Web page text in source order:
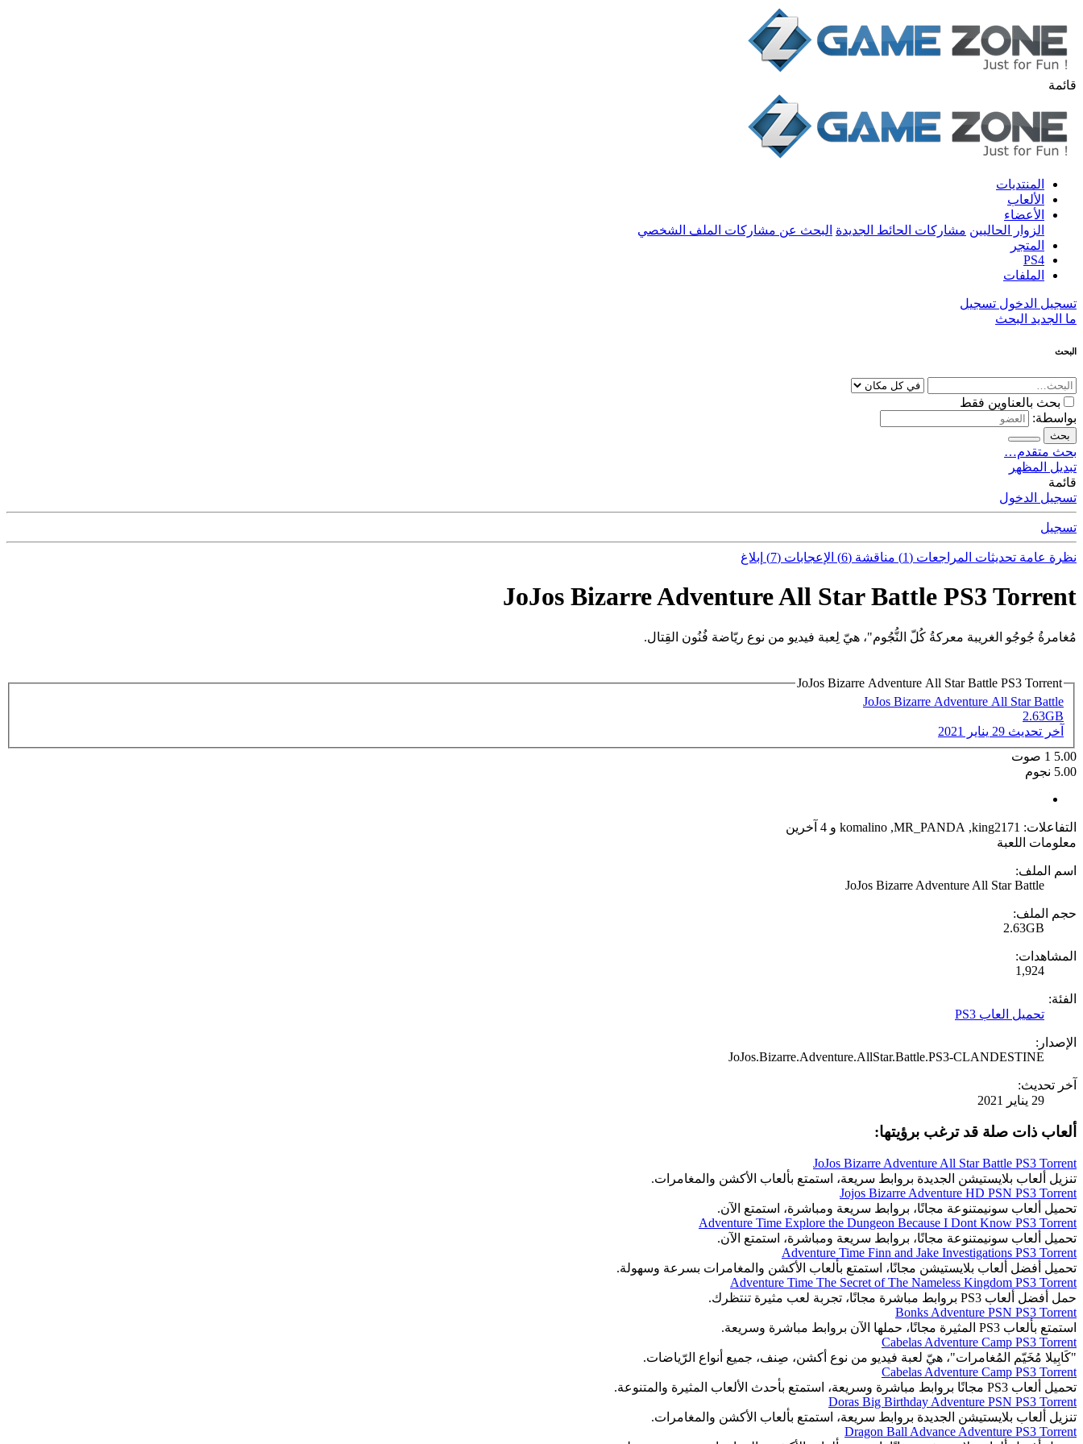
قائمة
المنتديات
الألعاب
الأعضاء
الزوار الحاليين مشاركات الحائط الجديدة البحث عن مشاركات الملف الشخصي
المتجر
PS4
الملفات
تسجيل الدخول تسجيل
ما الجديد البحث
البحث
بحث بالعناوين فقط
بواسطة:
بحث
بحث متقدم…
تبديل المظهر
قائمة
تسجيل الدخول
تسجيل
نظرة عامة تحديثات المراجعات (1) مناقشة (6) الإعجابات (7) إبلاغ
JoJos Bizarre Adventure All Star Battle PS3 Torrent
مُغامرةُ جُوجُو الغريبة معركةُ كُلّ النُّجُوم"، هيّ لِعبة فيديو من نوع ريّاضة فُنُون القِتال.
JoJos Bizarre Adventure All Star Battle PS3 Torrent
JoJos Bizarre Adventure All Star Battle
2.63GB
آخر تحديث 29 يناير 2021
5.00
1 صوت
5.00 نجوم
التفاعلات: king2171
,
MR_PANDA
,
komalino و 4 آخرين
معلومات اللعبة
اسم الملف:
JoJos Bizarre Adventure All Star Battle
حجم الملف:
2.63GB
المشاهدات:
1,924
الفئة:
تحميل العاب PS3
الإصدار:
JoJos.Bizarre.Adventure.AllStar.Battle.PS3-CLANDESTINE
آخر تحديث:
29 يناير 2021
ألعاب ذات صلة قد ترغب برؤيتها:
JoJos Bizarre Adventure All Star Battle PS3 Torrent
تنزيل ألعاب بلايستيشن الجديدة بروابط سريعة، استمتع بألعاب الأكشن والمغامرات.
Jojos Bizarre Adventure HD PSN PS3 Torrent
تحميل ألعاب سونيمتنوعة مجانًا، بروابط سريعة ومباشرة، استمتع الآن.
Adventure Time Explore the Dungeon Because I Dont Know PS3 Torrent
تحميل ألعاب سونيمتنوعة مجانًا، بروابط سريعة ومباشرة، استمتع الآن.
Adventure Time Finn and Jake Investigations PS3 Torrent
تحميل أفضل ألعاب بلايستيشن مجانًا، استمتع بألعاب الأكشن والمغامرات بسرعة وسهولة.
Adventure Time The Secret of The Nameless Kingdom PS3 Torrent
حمل أفضل ألعاب PS3 بروابط مباشرة مجانًا، تجربة لعب مثيرة تنتظرك.
Bonks Adventure PSN PS3 Torrent
استمتع بألعاب PS3 المثيرة مجانًا، حملها الآن بروابط مباشرة وسريعة.
Cabelas Adventure Camp PS3 Torrent
"كَابِيلا مُخَيّم المُغامرات"، هيّ لعبة فيديو من نوع أكشن، صِنف، جميع أنواع الرّياضات.
Cabelas Adventure Camp PS3 Torrent
تحميل ألعاب PS3 مجانًا بروابط مباشرة وسريعة، استمتع بأحدث الألعاب المثيرة والمتنوعة.
Doras Big Birthday Adventure PSN PS3 Torrent
تنزيل ألعاب بلايستيشن الجديدة بروابط سريعة، استمتع بألعاب الأكشن والمغامرات.
Dragon Ball Advance Adventure PS3 Torrent